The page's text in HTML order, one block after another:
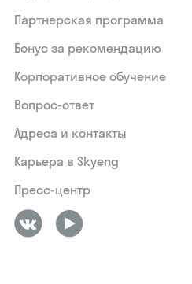
Партнерская программа
Бонус за рекомендацию
Корпоративное обучение
Вопрос-ответ
Адреса и контакты
Карьера в Skyeng
Пресс-центр